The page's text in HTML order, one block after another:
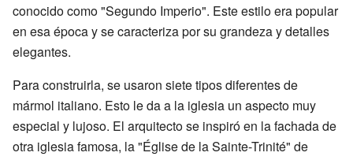
conocido como "Segundo Imperio". Este estilo era popular
en esa época y se caracteriza por su grandeza y detalles
elegantes.
Para construirla, se usaron siete tipos diferentes de
mármol italiano. Esto le da a la iglesia un aspecto muy
especial y lujoso. El arquitecto se inspiró en la fachada de
otra iglesia famosa, la "Église de la Sainte-Trinité" de